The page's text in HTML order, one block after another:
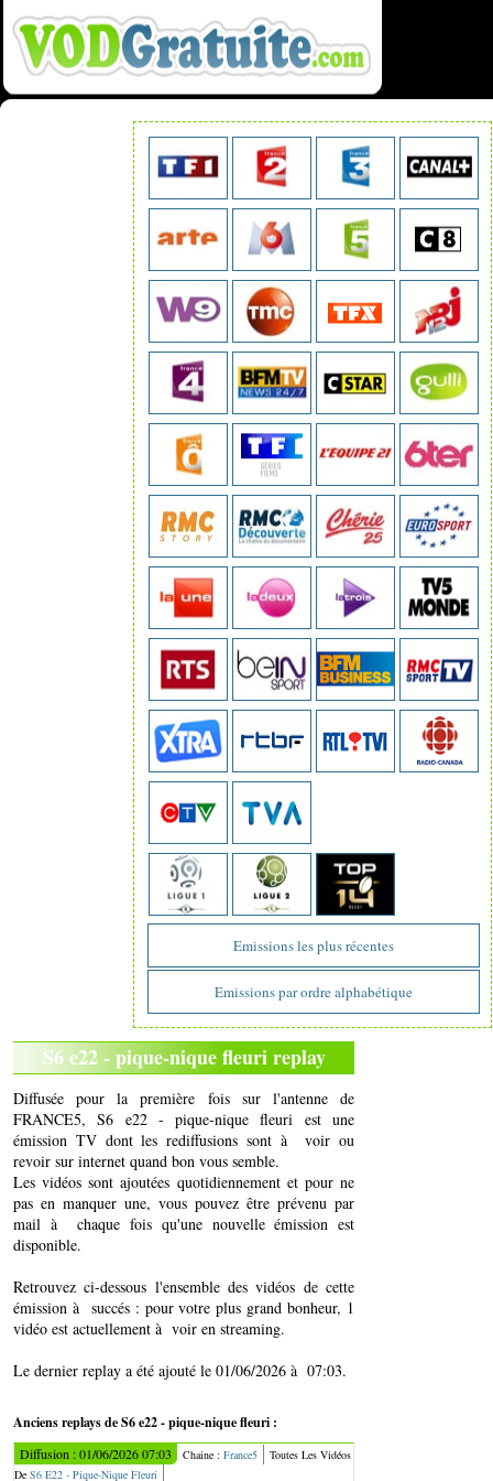
Emissions les plus récentes
Emissions par ordre alphabétique
S6 e22 - pique-nique fleuri replay
Diffusée pour la première fois sur l'antenne de
FRANCE5, S6 e22 - pique-nique fleuri est une
émission TV dont les rediffusions sont à voir ou
revoir sur internet quand bon vous semble.
Les vidéos sont ajoutées quotidiennement et pour ne
pas en manquer une, vous pouvez être prévenu par
mail à chaque fois qu'une nouvelle émission est
disponible.
Retrouvez ci-dessous l'ensemble des vidéos de cette
émission à succés : pour votre plus grand bonheur, 1
vidéo est actuellement à voir en streaming.
Le dernier replay a été ajouté le 01/06/2026 à 07:03.
Anciens replays de S6 e22 - pique-nique fleuri :
Diffusion : 01/06/2026 07:03 Chaine : France5
Toutes Les Vidéos
De S6 E22 - Pique-Nique Fleuri